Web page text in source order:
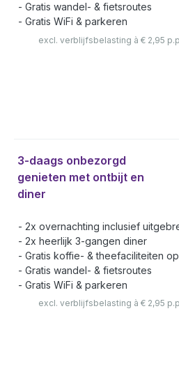
Gratis wandel- & fietsroutes
Gratis WiFi & parkeren
excl. verblijfsbelasting à € 2,95
3-daags onbezorgd
genieten met ontbijt en
diner
2x overnachting inclusief
2x heerlijk 3-gangen diner
Gratis koffie- & theefaciliteiten
Gratis wandel- & fietsroutes
Gratis WiFi & parkeren
excl. verblijfsbelasting à € 2,95